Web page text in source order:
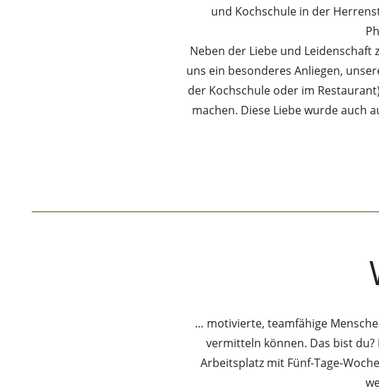
und Kochschule in der
Neben der Liebe und
uns ein besonderes Anliegen,
der Kochschule oder im
machen. Diese Liebe wurde auch
… motivierte, teamfähige
vermitteln können. Das bist
Arbeitsplatz mit Fünf-Tage-